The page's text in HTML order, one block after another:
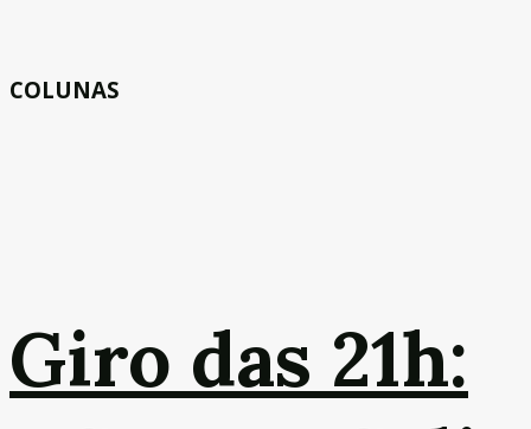
COLUNAS
Giro das 21h: